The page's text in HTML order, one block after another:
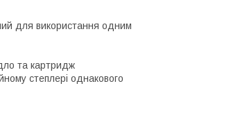
для використання одним
та картридж
степлері однакового